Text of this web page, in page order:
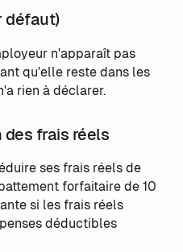
défaut)
n'apparaît pas
qu'elle reste dans les
rien à déclarer.
des frais réels
ses frais réels de
forfaitaire de 10
si les frais réels
déductibles